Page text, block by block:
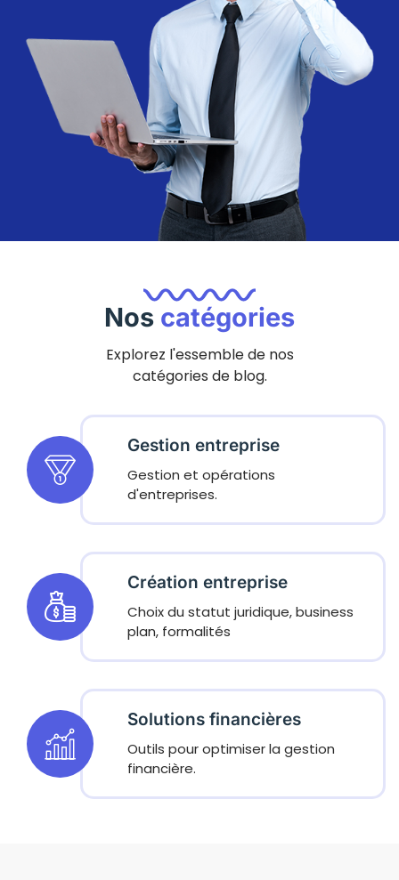
Nos catégories
Explorez l'essemble de nos
catégories de blog.
Gestion entreprise
Gestion et opérations
d'entreprises.
Création entreprise
Choix du statut juridique, business
plan, formalités
Solutions financières
Outils pour optimiser la gestion
financière.